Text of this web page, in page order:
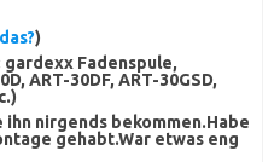
)
gardexx Fadenspule,
ART-30DF, ART-30GSD,
nirgends bekommen.Habe
gehabt.War etwas eng